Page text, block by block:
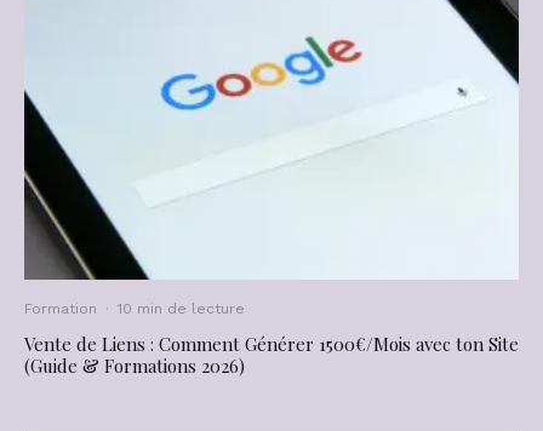
Formation · 10 min de lecture
Vente de Liens : Comment Générer 1500€/Mois avec ton Site
(Guide & Formations 2026)